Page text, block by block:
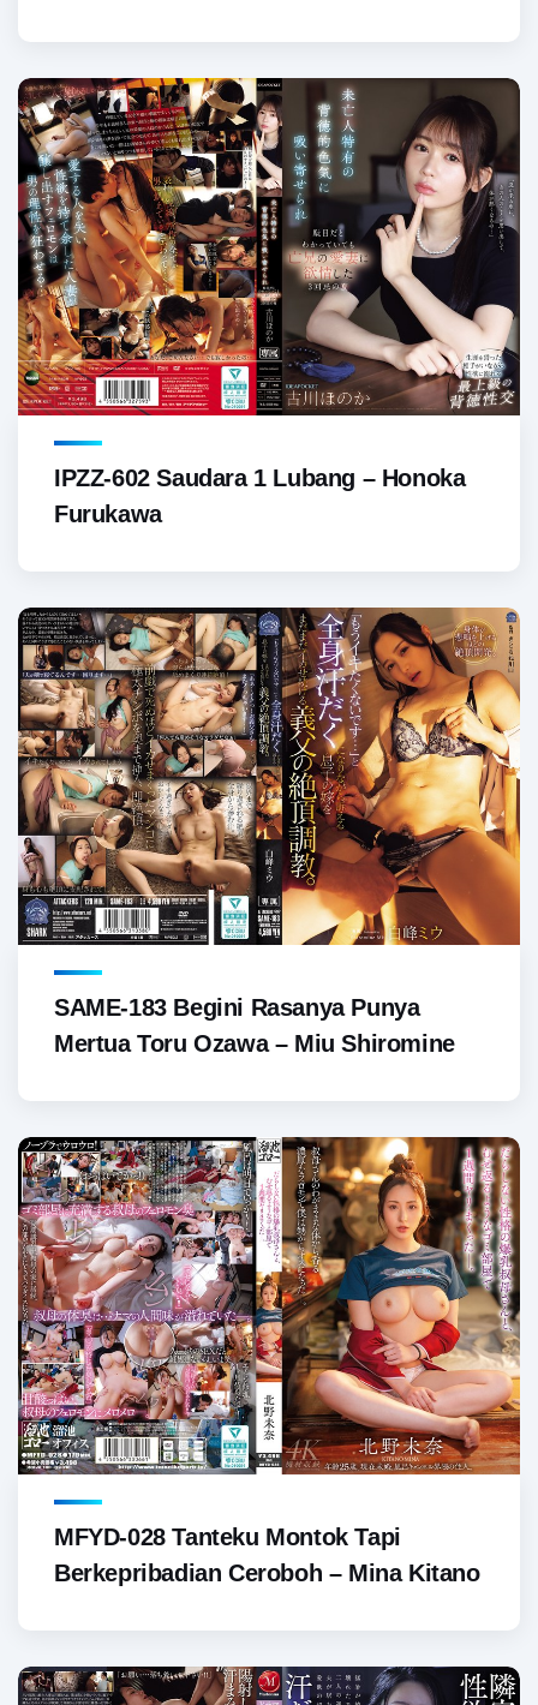
IPZZ-602 Saudara 1 Lubang – Honoka
Furukawa
SAME-183 Begini Rasanya Punya
Mertua Toru Ozawa – Miu Shiromine
MFYD-028 Tanteku Montok Tapi
Berkepribadian Ceroboh – Mina Kitano